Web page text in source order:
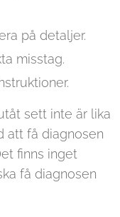
på detaljer.
misstag.
sett inte är lika
att få diagnosen
finns inget
få diagnosen